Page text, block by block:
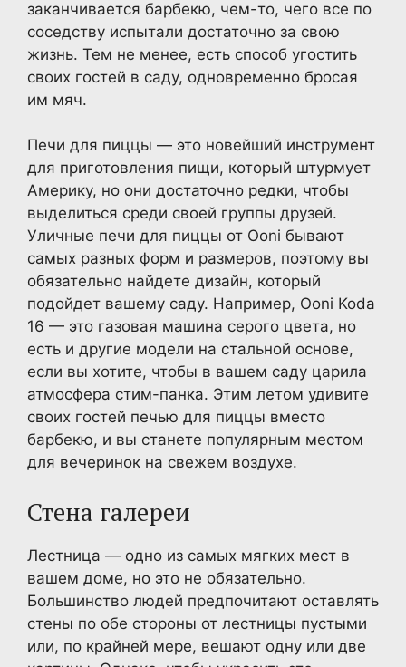
заканчивается барбекю, чем-то, чего все по
соседству испытали достаточно за свою
жизнь. Тем не менее, есть способ угостить
своих гостей в саду, одновременно бросая
им мяч.
Печи для пиццы — это новейший инструмент
для приготовления пищи, который штурмует
Америку, но они достаточно редки, чтобы
выделиться среди своей группы друзей.
Уличные печи для пиццы от Ooni бывают
самых разных форм и размеров, поэтому вы
обязательно найдете дизайн, который
подойдет вашему саду. Например, Ooni Koda
16 — это газовая машина серого цвета, но
есть и другие модели на стальной основе,
если вы хотите, чтобы в вашем саду царила
атмосфера стим-панка. Этим летом удивите
своих гостей печью для пиццы вместо
барбекю, и вы станете популярным местом
для вечеринок на свежем воздухе.
Стена галереи
Лестница — одно из самых мягких мест в
вашем доме, но это не обязательно.
Большинство людей предпочитают оставлять
стены по обе стороны от лестницы пустыми
или, по крайней мере, вешают одну или две